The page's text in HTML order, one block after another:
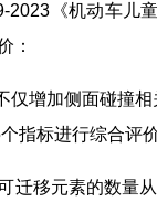
2023《机动车儿
：
增加侧面碰撞
指标进行综合评价
迁移元素的数量